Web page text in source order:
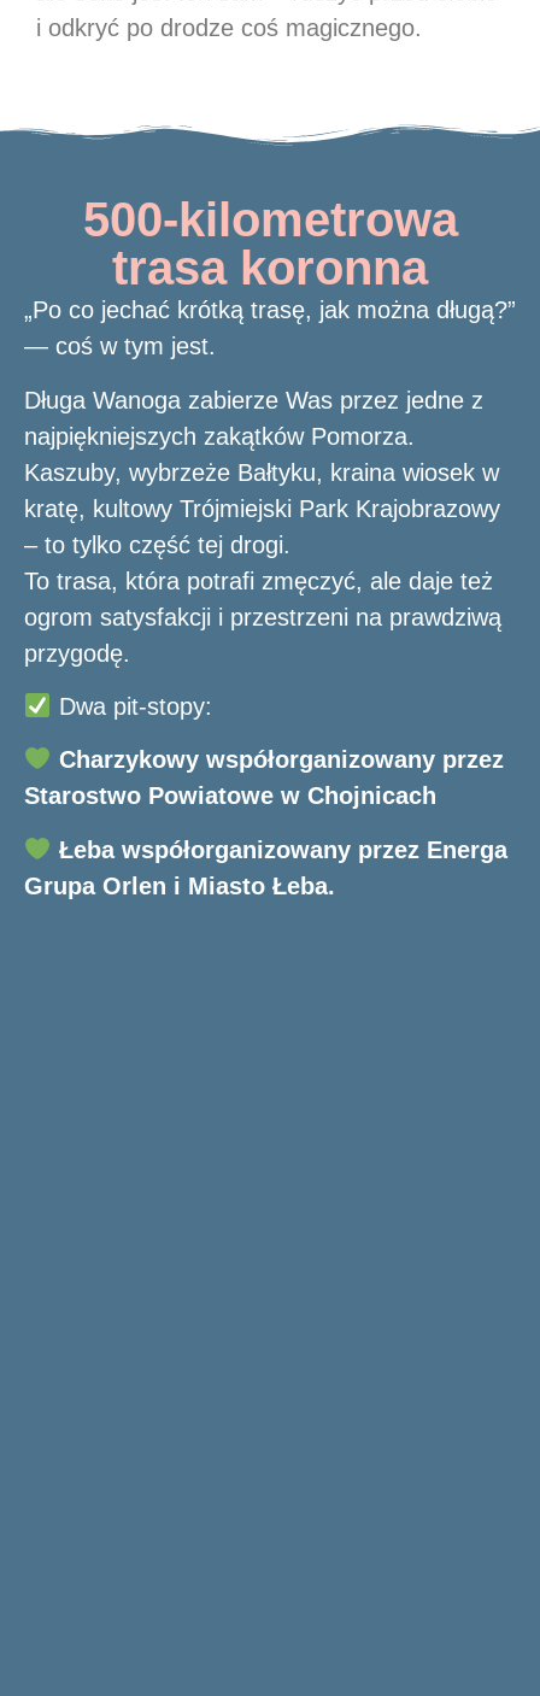
i odkryć po drodze coś magicznego.
500-kilometrowa
trasa koronna
„Po co jechać krótką trasę, jak można długą?”
— coś w tym jest.
Długa Wanoga zabierze Was przez jedne z
najpiękniejszych zakątków Pomorza.
Kaszuby, wybrzeże Bałtyku, kraina wiosek w
kratę, kultowy Trójmiejski Park Krajobrazowy
– to tylko część tej drogi.
To trasa, która potrafi zmęczyć, ale daje też
ogrom satysfakcji i przestrzeni na prawdziwą
przygodę.
Dwa pit-stopy:
Charzykowy współorganizowany przez
Starostwo Powiatowe w Chojnicach
Łeba współorganizowany przez Energa
Grupa Orlen i Miasto Łeba.